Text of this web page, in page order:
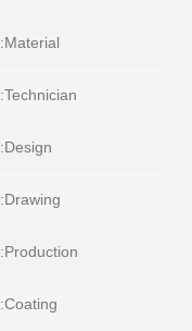
Material:
Technician:
Design:
Drawing:
Production:
Coating: